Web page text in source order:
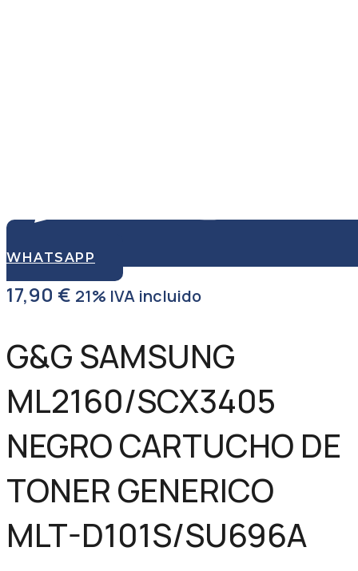
WHATSAPP
17,90 € 21% IVA incluido
G&G SAMSUNG
ML2160/SCX3405
NEGRO CARTUCHO DE
TONER GENERICO
MLT-D101S/SU696A